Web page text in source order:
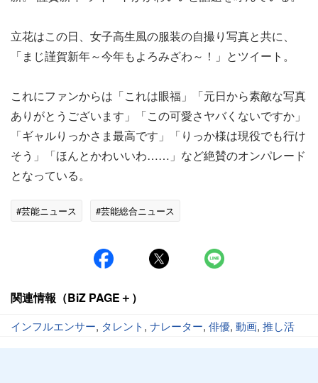
立花はこの日、女子高生風の服装の自撮り写真と共に、
「まじ謹賀新年～今年もよろみざわ～！」とツイート。
これにファンからは「これは眼福」「元日から素敵な写真
ありがとうございます」「この可愛さヤバくないですか」
「ギャルりっかさま最高です」「りっか様は現役でも行け
そう」「ほんとかわいいわ……」など絶賛のオンパレード
となっている。
#芸能ニュース #芸能総合ニュース
関連情報（BiZ PAGE＋）
インフルエンサー, タレント, ナレーター, 俳優, 動画, 推し活